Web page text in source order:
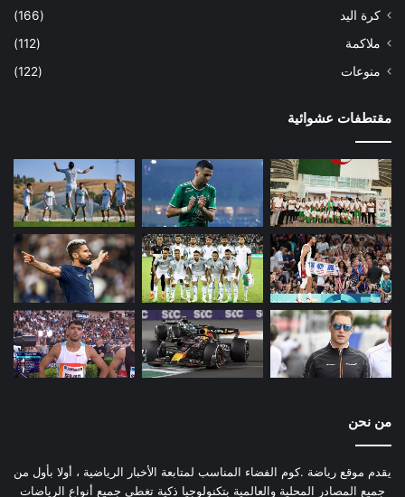
كرة اليد
(166)
ملاكمة
(112)
منوعات
(122)
مقتطفات عشوائية
من نحن
يقدم موقع رياضة .كوم الفضاء المناسب لمتابعة الأخبار الرياضية ، أولا بأول من
جميع المصادر المحلية والعالمية بتكنولوجيا ذكية تغطي جميع أنواع الرياضات